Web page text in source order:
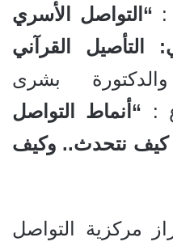
: “التواصل الأسري
القرآني
والدكتورة بشرى
: “أنماط التواصل
كيف نتحدث.. وكيف
مركزية التواصل